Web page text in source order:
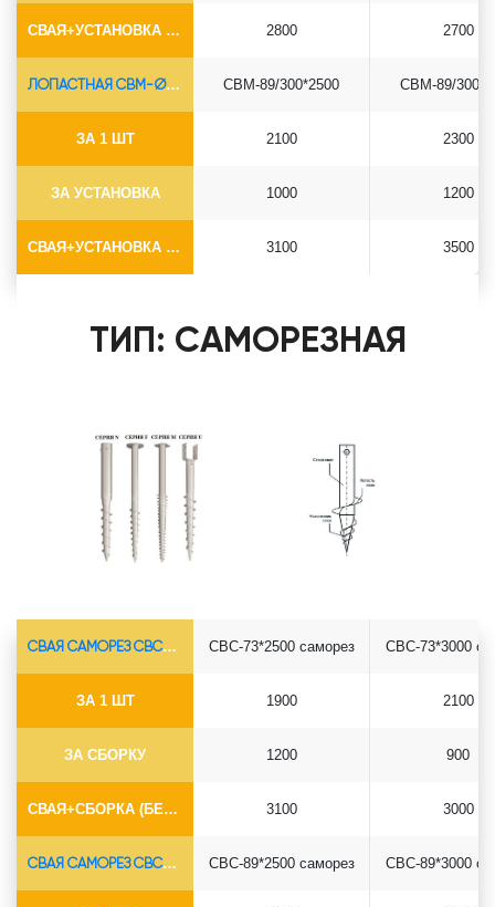
СВАЯ+УСТАНОВКА (БЕЗ ОГОЛОВКА) 2800 2700
ЛОПАСТНАЯ СВМ-Ø89*6.5
ЗА 1 ШТ
ЗА УСТАНОВКА
СВАЯ+УСТАНОВКА (БЕЗ ОГОЛОВКА)
СВМ-89/300*2500
2100
1000
3100
СВМ-89/
2300
1200
3500
ТИП: САМОРЕЗНАЯ
СВАЯ САМОРЕЗ СВС-Ø73*5.5
ЗА 1 ШТ
ЗА СБОРКУ
СВАЯ+СБОРКА (БЕЗ ОГОЛОВКА)
СВС-73*2500 саморез
1900
1200
3100
СВС-73*3000
2100
900
3000
СВАЯ САМОРЕЗ СВС-Ø89*6.5 СВС-89*2500 саморез СВС-89*3000